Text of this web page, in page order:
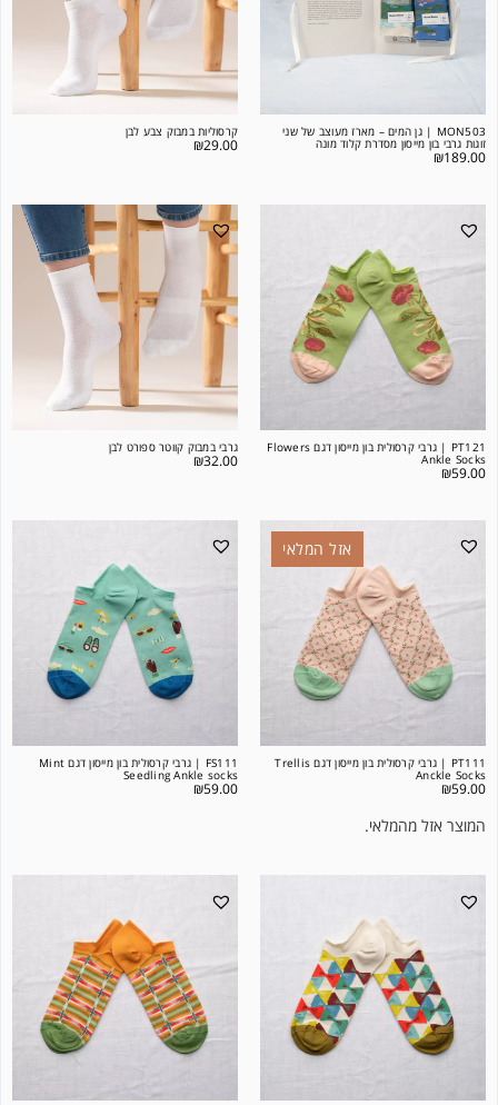
MON503 | גן המים – מארז מעוצב של שני
זוגות גרבי בון מייסון מסדרת קלוד מונה
₪189.00
קרסוליות במבוק צבע לבן
₪29.00
PT121 | גרבי קרסולית בון מייסון דגם Flowers
Ankle Socks
₪59.00
גרבי במבוק קווטר ספורט לבן
₪32.00
אזל המלאי
PT111 | גרבי קרסולית בון מייסון דגם Trellis
Anckle Socks
₪59.00
המוצר אזל מהמלאי.
FS111 | גרבי קרסולית בון מייסון דגם Mint
Seedling Ankle socks
₪59.00